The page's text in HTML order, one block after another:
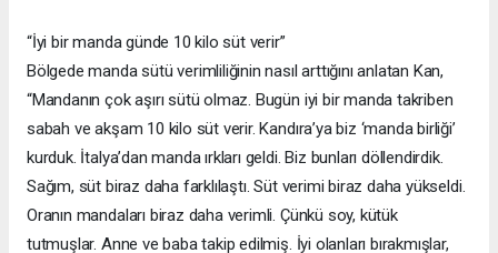
“İyi bir manda günde 10 kilo süt verir”
Bölgede manda sütü verimliliğinin nasıl arttığını anlatan Kan,
“Mandanın çok aşırı sütü olmaz. Bugün iyi bir manda takriben
sabah ve akşam 10 kilo süt verir. Kandıra’ya biz ‘manda birliği’
kurduk. İtalya’dan manda ırkları geldi. Biz bunları döllendirdik.
Sağım, süt biraz daha farklılaştı. Süt verimi biraz daha yükseldi.
Oranın mandaları biraz daha verimli. Çünkü soy, kütük
tutmuşlar. Anne ve baba takip edilmiş. İyi olanları bırakmışlar,